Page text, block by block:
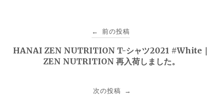
稿
← 前の投稿
HANAI ZEN NUTRITION T-シャツ2021 #White｜
ZEN NUTRITION 再入荷しました。
次の投稿 →